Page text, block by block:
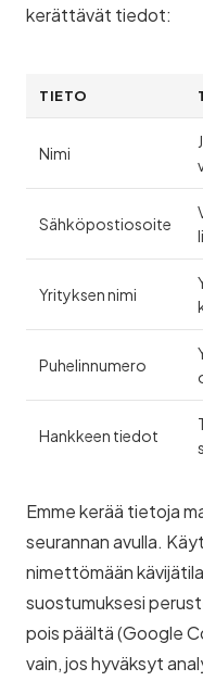
kerättävät tiedot:
TIETO
Nimi
Sähköpostiosoite
Yrityksen nimi
Puhelinnumero
Hankkeen tiedot
Emme kerää tietoja
seurannan avulla.
nimettömään
suostumuksesi
pois päältä (Google
vain, jos hyväksyt